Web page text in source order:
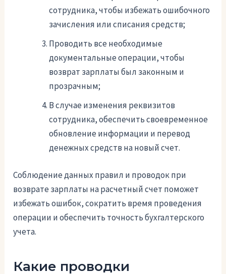
сотрудника, чтобы избежать ошибочного
зачисления или списания средств;
Проводить все необходимые
документальные операции, чтобы
возврат зарплаты был законным и
прозрачным;
В случае изменения реквизитов
сотрудника, обеспечить своевременное
обновление информации и перевод
денежных средств на новый счет.
Соблюдение данных правил и проводок при
возврате зарплаты на расчетный счет поможет
избежать ошибок, сократить время проведения
операции и обеспечить точность бухгалтерского
учета.
Какие проводки